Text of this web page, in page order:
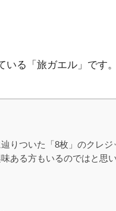
る「旅ガエル」です。
りついた「8枚」のクレジ
ある方もいるのではと思い